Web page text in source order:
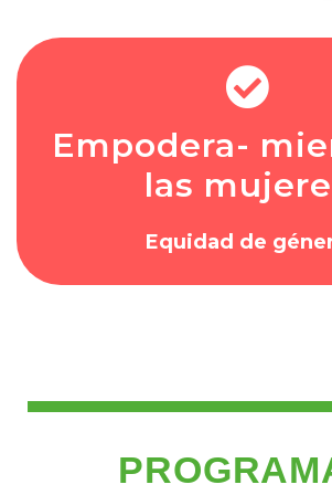
Empodera-
las
Equidad de